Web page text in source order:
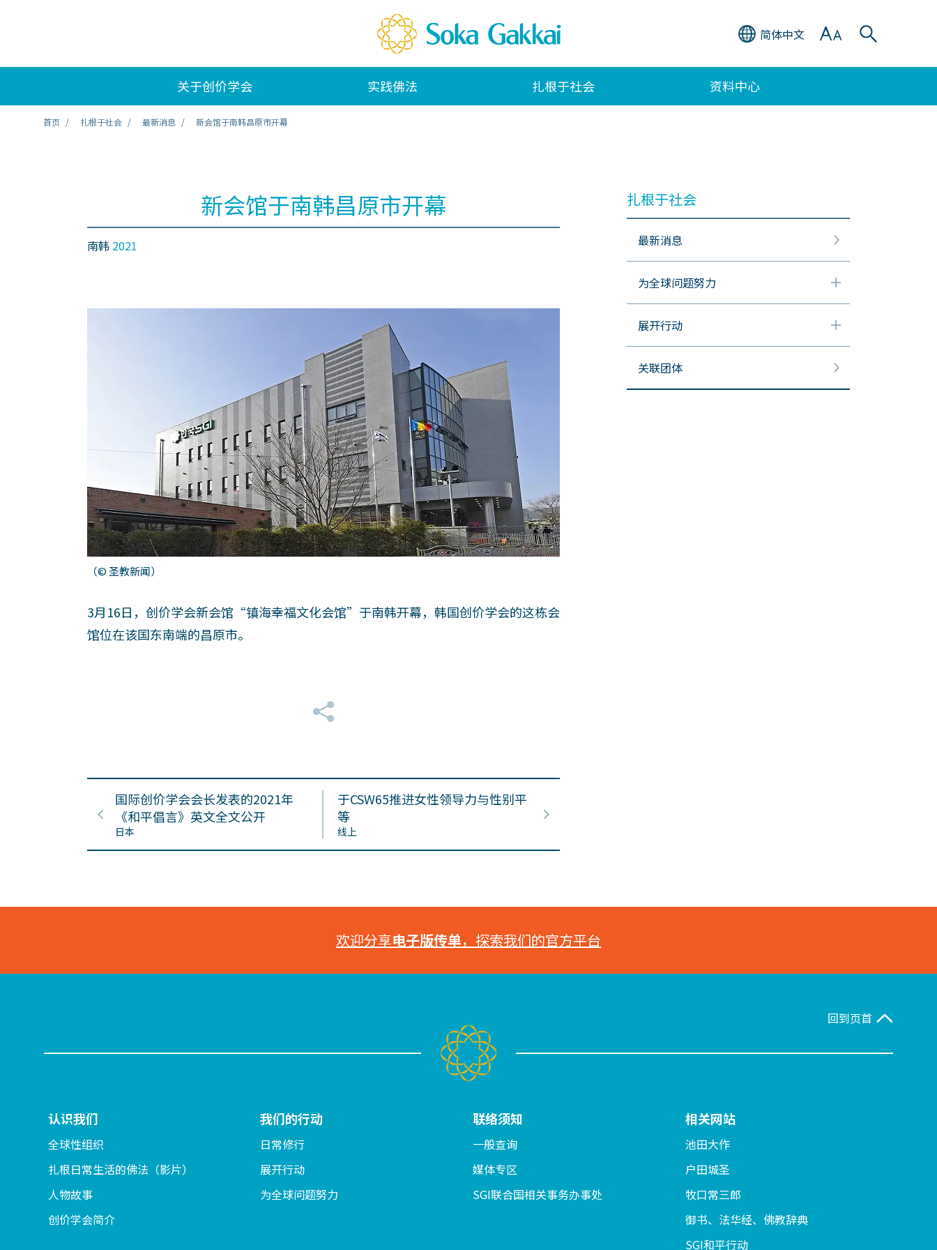
简体中文
关于创价学会 实践佛法 扎根于社会 资料中心
首页 扎根于社会 最新消息 新会馆于南韩昌原市开幕
新会馆于南韩昌原市开幕
南韩 2021
（© 圣教新闻）
3月16日，创价学会新会馆“镇海幸福文化会馆”于南韩开幕，韩国创价学会的这栋会
馆位在该国东南端的昌原市。
国际创价学会会长发表的2021年
《和平倡言》英文全文公开
日本
于CSW65推进女性领导力与性别平
等
线上
扎根于社会
最新消息
为全球问题努力
展开行动
关联团体
欢迎分享电子版传单，探索我们的官方平台
回到页首
认识我们
全球性组织
扎根日常生活的佛法（影片）
人物故事
创价学会简介
我们的行动
日常修行
展开行动
为全球问题努力
联络须知
一般查询
媒体专区
SGI联合国相关事务办事处
相关网站
池田大作
户田城圣
牧口常三郎
御书、法华经、佛教辞典
SGI和平行动